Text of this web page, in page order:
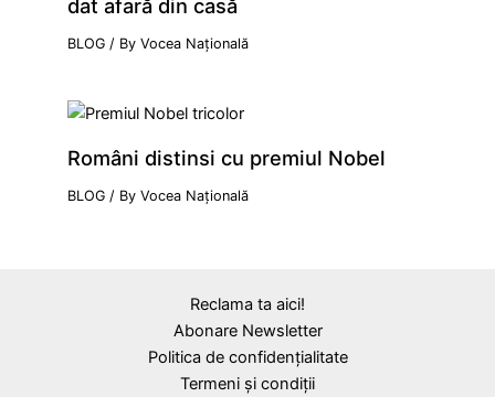
dat afară din casă
BLOG / ByVocea Națională
Români distinsi cu premiul Nobel
BLOG / ByVocea Națională
Reclama ta aici!
Abonare Newsletter
Politica de confidențialitate
Termeni și condiții